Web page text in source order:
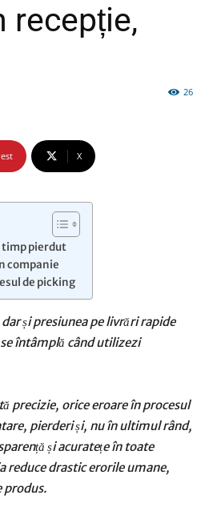
si
de
presa
recepție,
26
X
timp pierdut
companie
de picking
și presiunea pe livrări rapide
întâmplă când utilizezi
precizie, orice eroare în procesul
pierderi și, nu în ultimul rând,
și acuratețe în toate
reduce drastic erorile umane,
produs.